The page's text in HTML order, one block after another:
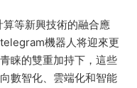
等新興技術的融合應
機器人将迎來更
睐的雙重加持下，這些
數智化、雲端化和智能